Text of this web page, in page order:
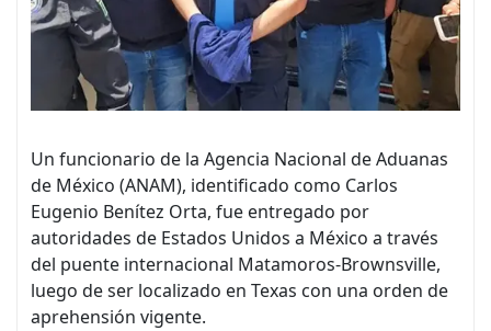
Un funcionario de la Agencia Nacional de Aduanas
de México (ANAM), identificado como Carlos
Eugenio Benítez Orta, fue entregado por
autoridades de Estados Unidos a México a través
del puente internacional Matamoros-Brownsville,
luego de ser localizado en Texas con una orden de
aprehensión vigente.